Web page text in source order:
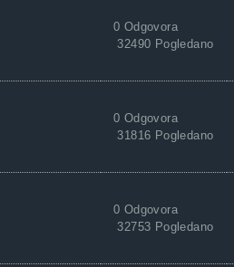
0 Odgovora
32490 Pogledano
0 Odgovora
31816 Pogledano
0 Odgovora
32753 Pogledano